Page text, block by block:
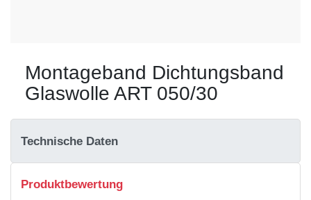
Montageband Dichtungsband
Glaswolle ART 050/30
Technische Daten
Produktbewertung